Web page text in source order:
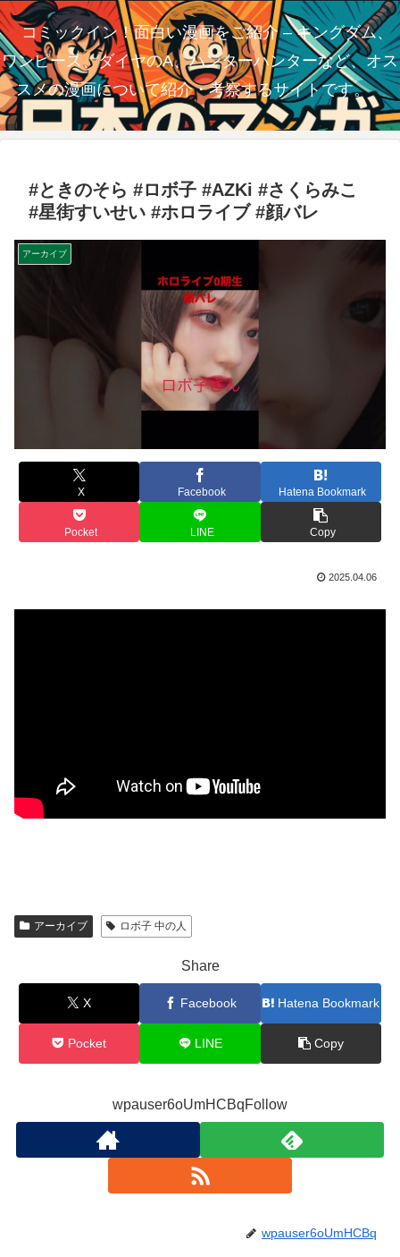
コミックイン！面白い漫画をご紹介 – キングダム、
ワンピース、ダイヤのA、ハンターハンターなど、オス
スメの漫画について紹介・考察するサイトです。
#ときのそら #ロボ子 #AZKi #さくらみこ
#星街すいせい #ホロライブ #顔バレ
アーカイブ
X Facebook Hatena Bookmark
Pocket LINE Copy
2025.04.06
アーカイブ ロボ子 中の人
Share
X Facebook Hatena Bookmark
Pocket LINE Copy
wpauser6oUmHCBqFollow
wpauser6oUmHCBq